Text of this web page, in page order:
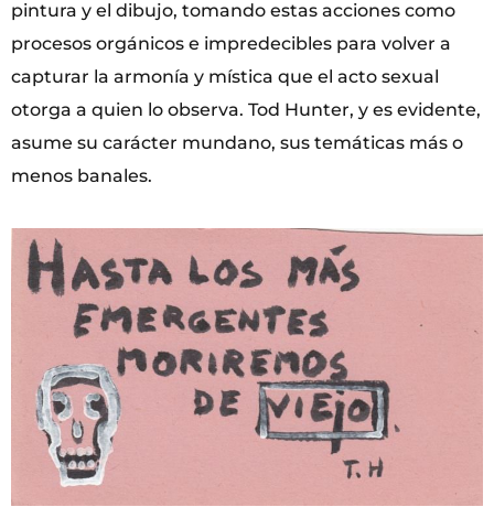
pintura y el dibujo, tomando estas acciones como
procesos orgánicos e impredecibles para volver a
capturar la armonía y mística que el acto sexual
otorga a quien lo observa. Tod Hunter, y es evidente,
asume su carácter mundano, sus temáticas más o
menos banales.